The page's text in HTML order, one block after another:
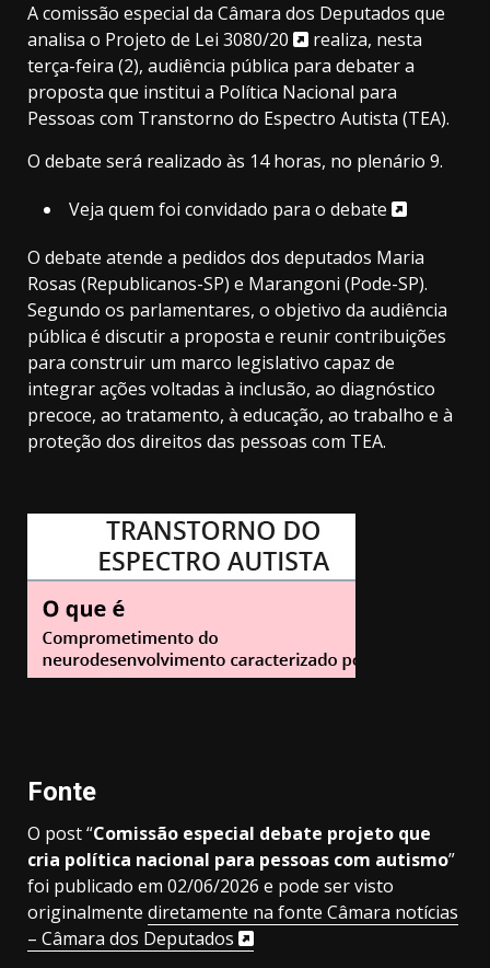
Acomissão especial da Câmara dos Deputados que
analisa o Projeto de Lei 3080/20
realiza, nesta
terça-feira (2), audiência pública para debater a
proposta que institui a Política Nacional para
Pessoas com Transtorno do Espectro Autista (TEA).
O debate será realizado às 14 horas, no plenário 9.
Veja quem foi convidado para o debate
O debate atende a pedidos dos deputados Maria
Rosas (Republicanos-SP) e Marangoni (Pode-SP).
Segundo os parlamentares, o objetivo da audiência
pública é discutir a proposta e reunir contribuições
para construir um marco legislativo capaz de
integrar ações voltadas à inclusão, ao diagnóstico
precoce, ao tratamento, à educação, ao trabalho e à
proteção dos direitos das pessoas com TEA.
Fonte
O post “Comissão especial debate projeto que
cria política nacional para pessoas com autismo”
foi publicado em 02/06/2026 e pode ser visto
originalmente diretamente na fonte Câmara notícias
– Câmara dos Deputados